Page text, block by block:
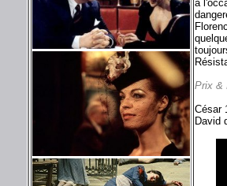
à
Prix &
César
David